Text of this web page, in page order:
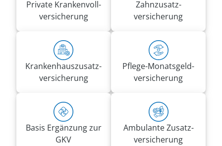
Private Kranken­voll­
versicherung
Zahnzusatz­
versicherung
Kranken­haus­zusatz­­
versicherung
Pflege-Monatsgeld­
versicherung
Basis Ergänzung zur
GKV
Ambulante Zusatz­
versicherung